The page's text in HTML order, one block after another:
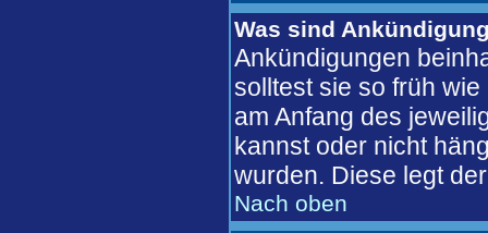
Was sind
Ankündigungen
solltest sie so früh
am Anfang des
kannst oder nicht
wurden. Diese legt
Nach oben